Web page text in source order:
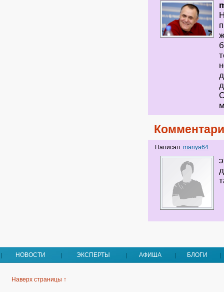
Написал:mariya64
НОВОСТИ ЭКСПЕРТЫ АФИША БЛОГИ
Наверх страницы ↑